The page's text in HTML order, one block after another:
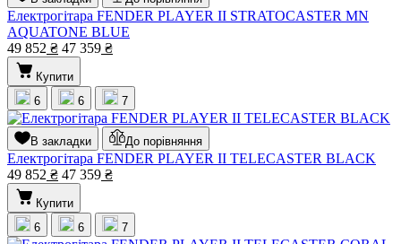
Електрогітара FENDER PLAYER II STRATOCASTER MN
AQUATONE BLUE
49 852 ₴ 47 359 ₴
Купити
6
6 7
В закладки До порівняння
Електрогітара FENDER PLAYER II TELECASTER BLACK
49 852 ₴ 47 359 ₴
Купити
6
6 7